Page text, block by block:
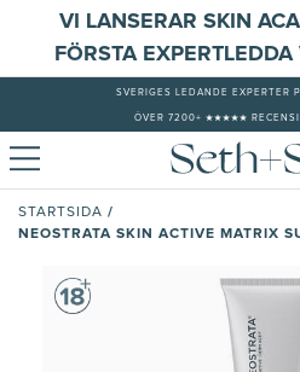
VI LANSERAR SKIN
FÖRSTA
SVERIGES LEDANDE EXPERTER
ÖVER 7200+ ★★★★★
STARTSIDA /
NEOSTRATA SKIN ACTIVE MATRIX